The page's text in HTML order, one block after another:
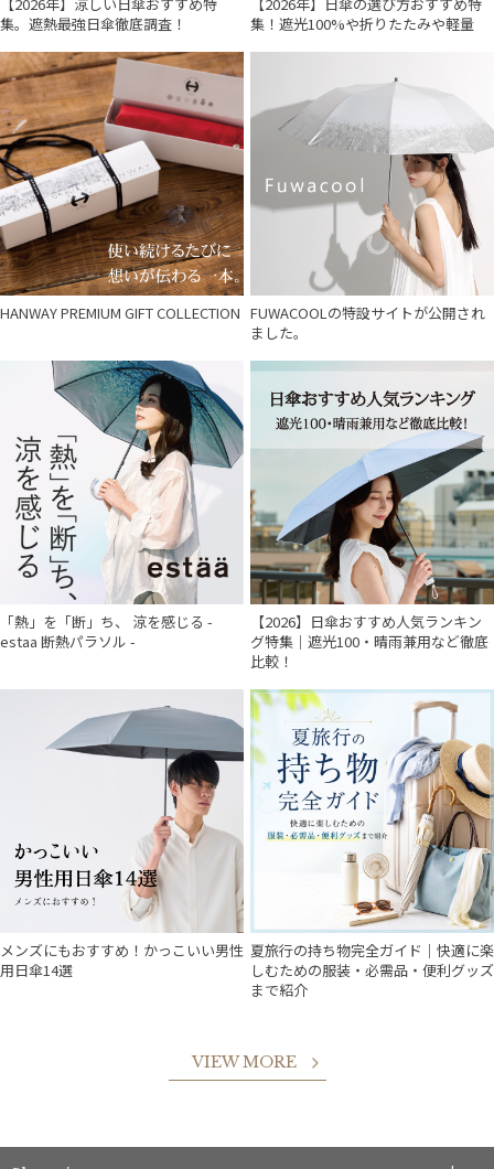
集。遮熱最強日傘徹底調査！
集！遮光100%や折りたたみや軽量
HANWAY PREMIUM GIFT COLLECTION FUWACOOLの特設サイトが公開され
ました。
「熱」を「断」ち、 涼を感じる -
estaa 断熱パラソル -
【2026】日傘おすすめ人気ランキン
グ特集｜遮光100・晴雨兼用など徹底
比較！
メンズにもおすすめ！かっこいい男性
用日傘14選
夏旅行の持ち物完全ガイド｜快適に楽
しむための服装・必需品・便利グッズ
まで紹介
VIEW MORE